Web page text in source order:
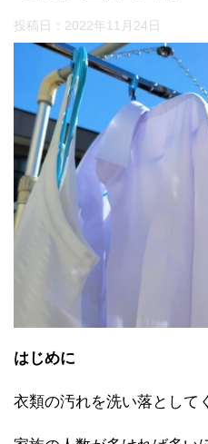
投稿日： 2022年11月24日
はじめに
衣類の汚れを洗い落として